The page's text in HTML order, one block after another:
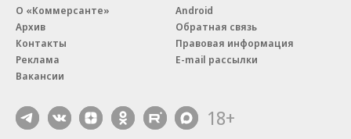
О «Коммерсанте»
Архив
Контакты
Реклама
Вакансии
Android
Обратная связь
Правовая информация
E-mail рассылки
18+